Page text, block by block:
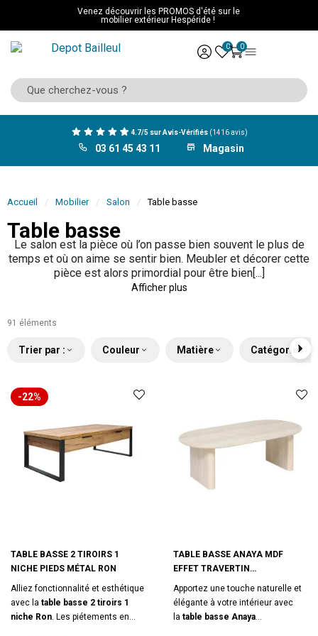
Venez découvrir les PROMOS d'été sur le
mobilier extérieur Hespéride !
0 0
4.7/5 sur Avis-Vérifiés (1416 avis)
03 61 45 43 11 Magasin
Accueil Mobilier Salon Table basse
Table basse
Le salon est la pièce où l’on passe bien souvent le plus de
temps et où on aime se sentir bien. Meubler et décorer cette
pièce est alors primordial pour être bien[...]
Afficher plus
91 éléments
Trier par : Couleur Matière Catégories
-22%
TABLE BASSE 2 TIROIRS 1
NICHE PIEDS MÉTAL RON
Alliez fonctionnalité et esthétique
avec la table basse 2 tiroirs 1
niche Ron. Les piétements en
TABLE BASSE ANAYA MDF
EFFET TRAVERTIN
ATMOSPHERA
Apportez une touche naturelle et
élégante à votre intérieur avec
la table basse Anaya